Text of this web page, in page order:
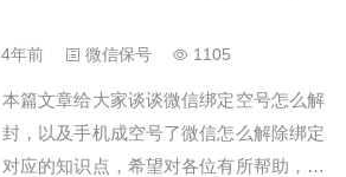
4年前 微信保号 1105
本篇文章给大家谈谈微信绑定空号怎么解
封，以及手机成空号了微信怎么解除绑定
对应的知识点，希望对各位有所帮助，不